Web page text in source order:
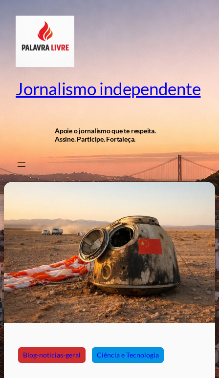
conteúdo
Jornalismo independente
Apoie o jornalismo que te respeita.
Assine. Participe. Fortaleça.
Blog-noticias-geral Ciência e Tecnologia